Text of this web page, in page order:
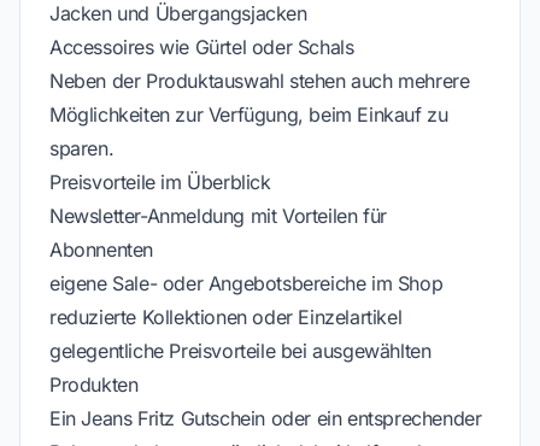
Jacken und Übergangsjacken
Accessoires wie Gürtel oder Schals
Neben der Produktauswahl stehen auch mehrere
Möglichkeiten zur Verfügung, beim Einkauf zu
sparen.
Preisvorteile im Überblick
Newsletter-Anmeldung mit Vorteilen für
Abonnenten
eigene Sale- oder Angebotsbereiche im Shop
reduzierte Kollektionen oder Einzelartikel
gelegentliche Preisvorteile bei ausgewählten
Produkten
Ein Jeans Fritz Gutschein oder ein entsprechender